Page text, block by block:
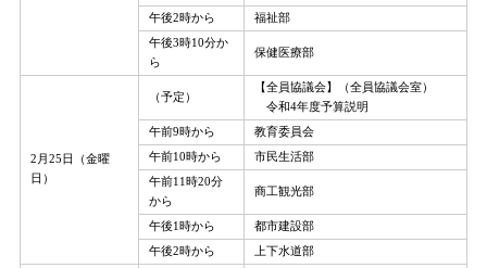
午後2時から 福祉部
午後3時10分か
ら
保健医療部
2月25日（金曜
日）
（予定）
【全員協議会】（全員協議会室）
令和4年度予算説明
午前9時から 教育委員会
午前10時から 市民生活部
午前11時20分
から
商工観光部
午後1時から 都市建設部
午後2時から 上下水道部